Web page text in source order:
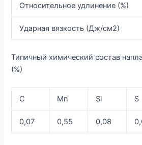
Относительное удлинение (%)
Ударная вязкость (Дж/см2)
Типичный химический состав
(%)
C Mn Si S
0,07 0,55 0,08